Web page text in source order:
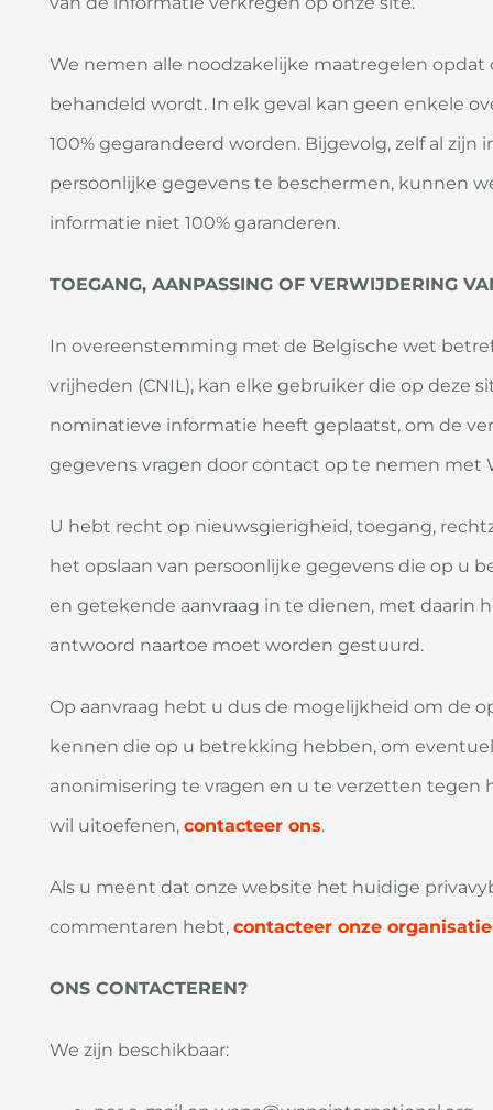
We nemen alle noodzakelijke maatregelen
behandeld wordt. In elk geval kan geen enkele
100% gegarandeerd worden. Bijgevolg, zelf al
persoonlijke gegevens te beschermen, kunnen
informatie niet 100% garanderen.
TOEGANG, AANPASSING OF VERWIJDERING
In overeenstemming met de Belgische wet
vrijheden (CNIL), kan elke gebruiker die op deze
nominatieve informatie heeft geplaatst, om de
gegevens vragen door contact op te nemen met
U hebt recht op nieuwsgierigheid, toegang,
het opslaan van persoonlijke gegevens die op u
en getekende aanvraag in te dienen, met daarin
antwoord naartoe moet worden gestuurd.
Op aanvraag hebt u dus de mogelijkheid om de
kennen die op u betrekking hebben, om
anonimisering te vragen en u te verzetten tegen
wil uitoefenen, contacteer ons.
Als u meent dat onze website het huidige
commentaren hebt, contacteer onze organisatie
ONS CONTACTEREN?
We zijn beschikbaar: